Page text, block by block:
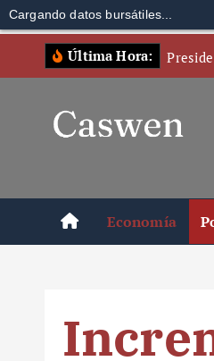
Cargando datos bursátiles...
Última Hora:
Economía